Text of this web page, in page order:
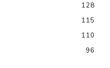
128
115
110
96